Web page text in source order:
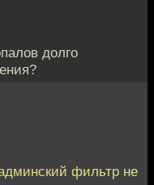
долго
фильтр не